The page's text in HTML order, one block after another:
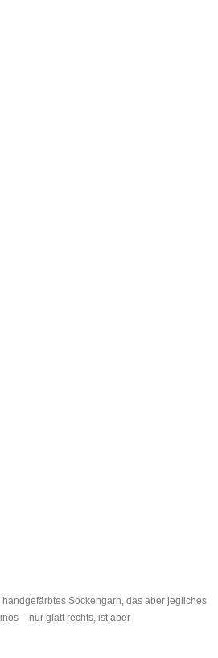
Sockengarn, das aber jegliches
– nur glatt rechts, ist aber